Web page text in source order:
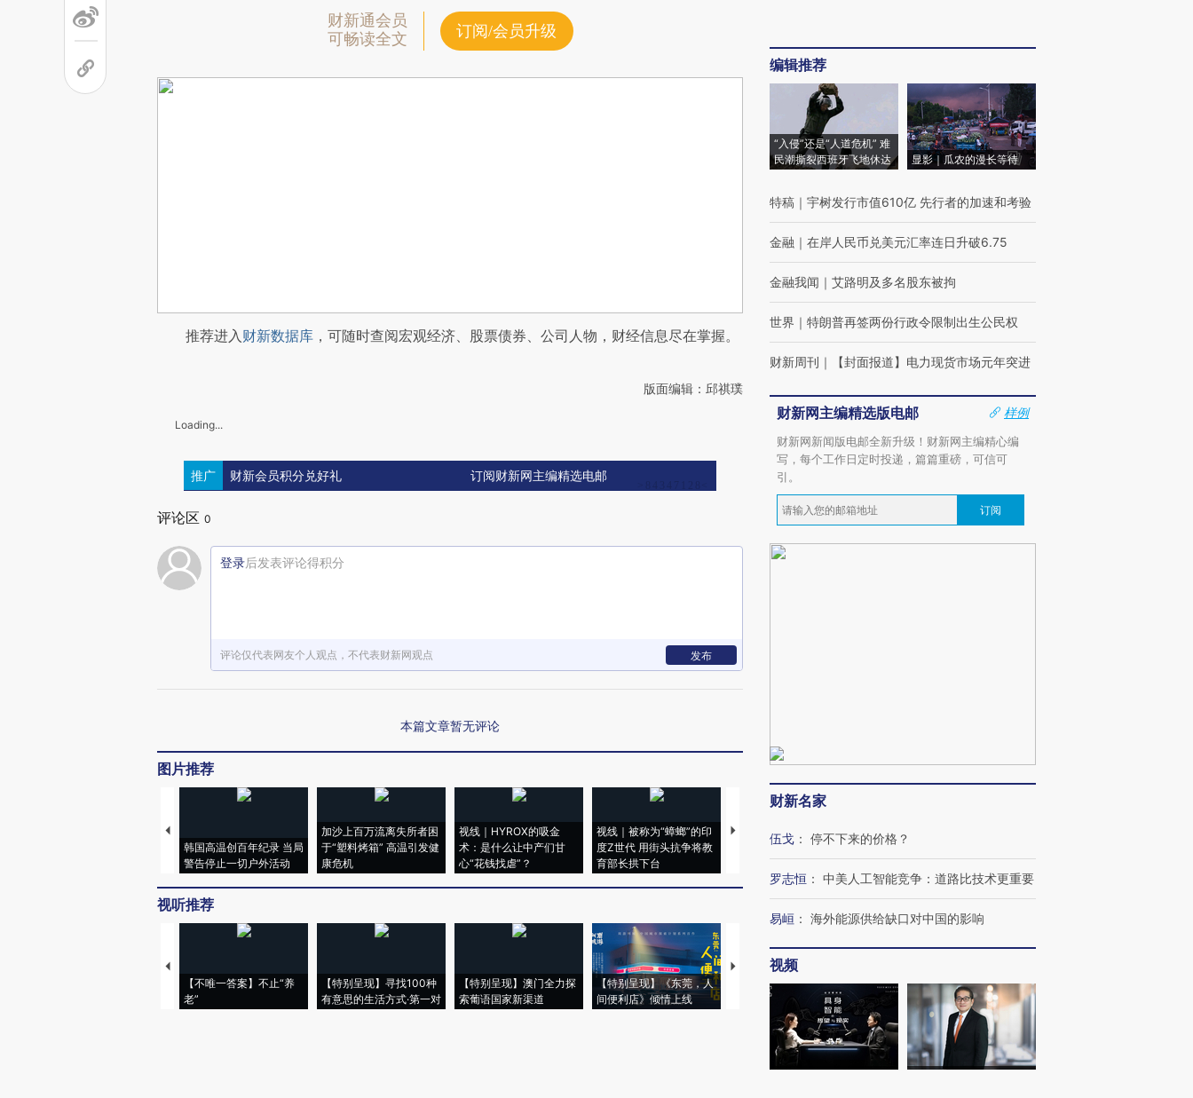
财新通会员
可畅读全文
订阅/会员升级
推荐进入财新数据库 ，可随时查阅宏观经济、股票债券、公司人物，财经信息尽在掌握。
版面编辑：邱祺璞
Loading...
推广 财新会员积分兑好礼 订阅财新网主编精选电邮
评论区 0
登录后发表评论得积分
评论仅代表网友个人观点，不代表财新网观点 发布
本篇文章暂无评论
图片推荐
韩国高温创百年纪录 当局
警告停止一切户外活动
加沙上百万流离失所者困
于“塑料烤箱” 高温引发健
康危机
视线｜HYROX的吸金
术：是什么让中产们甘
心“花钱找虐”？
视线｜被称为“蟑螂”的印
度Z世代 用街头抗争将教
育部长拱下台
视线｜“入侵”还是“人道危
机”？难民潮撕裂西班牙
飞地休达
湖北宜昌局部短时降雨
128毫米 紧急转移近
4000人
米
视听推荐
【不唯一答案】不止“养
老”
【特别呈现】寻找100种
有意思的生活方式·第一对
【特别呈现】澳门全力探
索葡语国家新渠道
【特别呈现】《东莞，人
间便利店》倾情上线
【推广】走进第四届链博
会，让数智科技“链”接产
【特别呈现】寻找100种
有意思的生活方式·第三对
CFO：不靠规模取胜，华
住三大增长引擎是什么？
编辑推荐
“入侵”还是“人道危机” 难
民潮撕裂西班牙飞地休达
显影｜瓜农的漫长等待
特稿 ｜ 宇树发行市值610亿 先行者的加速和考验
金融 ｜ 在岸人民币兑美元汇率连日升破6.75
金融我闻 ｜ 艾路明及多名股东被拘
世界 ｜ 特朗普再签两份行政令限制出生公民权
财新周刊 ｜ 【封面报道】电力现货市场元年突进
财新网主编精选版电邮
样例
财新网新闻版电邮全新升级！财新网主编精心编
写，每个工作日定时投递，篇篇重磅，可信可
引。
订阅
财新名家
伍戈 ： 停不下来的价格？
罗志恒 ： 中美人工智能竞争：道路比技术更重要
易峘 ： 海外能源供给缺口对中国的影响
视频